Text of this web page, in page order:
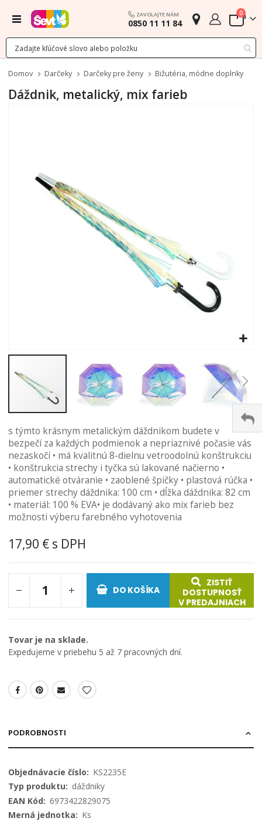
Menu ZAVOLAJTE NÁM
0850 11 11 84 Cart
0
Domov Darčeky Darčeky pre ženy Bižutéria, módne doplnky
Dáždnik, metalický, mix farieb
na
začiatok
galérie
obrázkov
s týmto krásnym metalickým dáždnikom budete v
bezpečí za každých podmienok a nepriaznivé počasie vás
nezaskočí • má kvalitnú 8-dielnu vetroodolnú konštrukciu
• konštrukcia strechy i tyčka sú lakované načierno •
automatické otváranie • zaoblené špičky • plastová rúčka •
priemer strechy dáždnika: 100 cm • dĺžka dáždnika: 82 cm
• materiál: 100 % EVA• je dodávaný ako mix farieb bez
možnosti výberu farebného vyhotovenia
17,90 €
DO KOŠÍKA
ZISTIŤ
DOSTUPNOSŤ
V PREDAJNIACH
Tovar je na sklade.
Expedujeme v priebehu 5 až 7 pracovných dní.
PODROBNOSTI
Viac
informácií
KS2235E
dáždniky
6973422829075
Ks